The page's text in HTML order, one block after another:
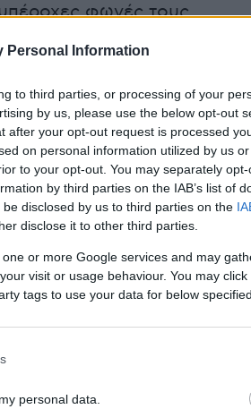
Personal Information
to third parties, or processing of your
by us, please use the below opt-out
after your opt-out request is processed
on personal information utilized by us
to your opt-out. You may separately
by third parties on the IAB’s list of
disclosed by us to third parties on the
disclose it to other third parties.
or more Google services and may
visit or usage behaviour. You may
tags to use your data for below
personal data.
φωνές τους.